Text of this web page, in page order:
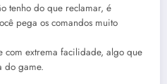
tenho do que reclamar, é
pega os comandos muito
com extrema facilidade, algo que
do game.